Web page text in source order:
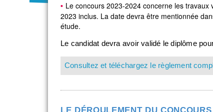
Le concours 2023-2024 concerne les
2023 inclus. La date devra être mentionnée
étude.
Le candidat devra avoir validé le diplôme
Consultez et téléchargez le règlement
LE DÉROULEMENT DU CONCOURS